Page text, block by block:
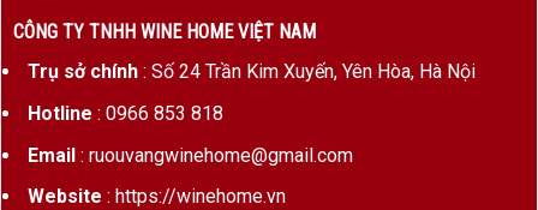
CÔNG TY TNHH WINE HOME VIỆT NAM
Trụ sở chính: Số 24 Trần Kim Xuyến, Yên Hòa, Hà Nội
Hotline : 0966 853 818
Email: ruouvangwinehome@gmail.com
Website : https://winehome.vn